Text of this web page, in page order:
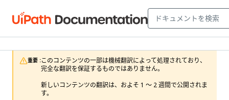
重要 :このコンテンツの一部は機械翻訳によって処理されており、
完全な翻訳を保証するものではありません。
新しいコンテンツの翻訳は、およそ 1 ～ 2 週間で公開されま
す。